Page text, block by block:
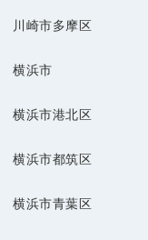
川崎市多摩区
横浜市
横浜市港北区
横浜市都筑区
横浜市青葉区